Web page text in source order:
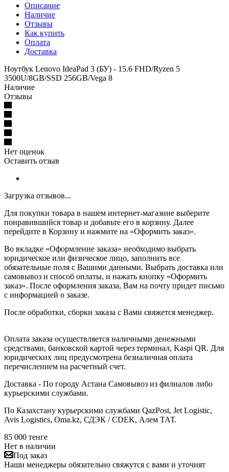
Описание
Наличие
Отзывы
Как купить
Оплата
Доставка
Ноутбук Lenovo IdeaPad 3 (БУ) - 15.6 FHD/Ryzen 5
3500U/8GB/SSD 256GB/Vega 8
Наличие
Отзывы
Нет оценок
Оставить отзыв
Загрузка отзывов...
Для покупки товара в нашем интернет-магазине выберите
понравившийся товар и добавьте его в корзину. Далее
перейдите в Корзину и нажмите на «Оформить заказ».
Во вкладке «Оформление заказа» необходимо выбрать
юридическое или физическое лицо, заполнить все
обязательные поля с Вашими данными. Выбрать доставка или
самовывоз и способ оплаты, и нажать кнопку «Оформить
заказ». После оформления заказа, Вам на почту придет письмо
с информацией о заказе.
После обработки, сборки заказа с Вами свяжется менеджер.
Оплата заказа осуществляется наличными денежными
средствами, банковской картой через терминал, Kaspi QR. Для
юридических лиц предусмотрена безналичная оплата
перечислением на расчетный счет.
Доставка - По городу Астана Самовывоз из филиалов либо
курьерскими службами.
По Казахстану курьерскими службами QazPost, Jet Logistic,
Avis Logistics, Oma.kz, СДЭК / CDEK, Алем ТАТ.
85 000 тенге
Нет в наличии
Под заказ
Наши менеджеры обязательно свяжутся с вами и уточнят